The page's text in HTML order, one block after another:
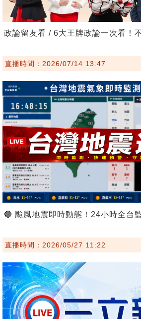
政論留友看 / 6大王牌政論一次看！
直播時間：2026/07/14 13:47
🔴 颱風地震即時動態！24小時全台
直播時間：2026/05/27 11:22